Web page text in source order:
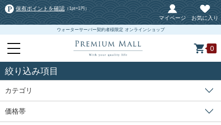
保有ポイントを確認 （1pt=1円）
マイページ お気に入り
ウォーターサーバー契約者様限定 オンラインショップ
0
絞り込み項目
カテゴリ
価格帯